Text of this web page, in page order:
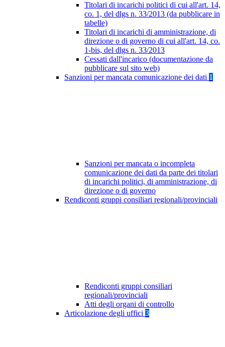
Titolari di incarichi politici di cui all'art. 14,
co. 1, del dlgs n. 33/2013 (da pubblicare in
tabelle)
Titolari di incarichi di amministrazione, di
direzione o di governo di cui all'art. 14, co.
1-bis, del dlgs n. 33/2013
Cessati dall'incarico (documentazione da
pubblicare sul sito web)
Sanzioni per mancata comunicazione dei dati 1
Sanzioni per mancata o incompleta
comunicazione dei dati da parte dei titolari
di incarichi politici, di amministrazione, di
direzione o di governo
Rendiconti gruppi consiliari regionali/provinciali
Rendiconti gruppi consiliari
regionali/provinciali
Atti degli organi di controllo
Articolazione degli uffici 3